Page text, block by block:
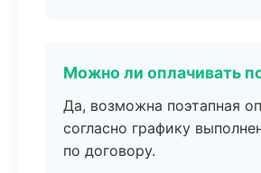
Можно ли оплачивать
Да, возможна поэтапная
согласно графику
по договору.